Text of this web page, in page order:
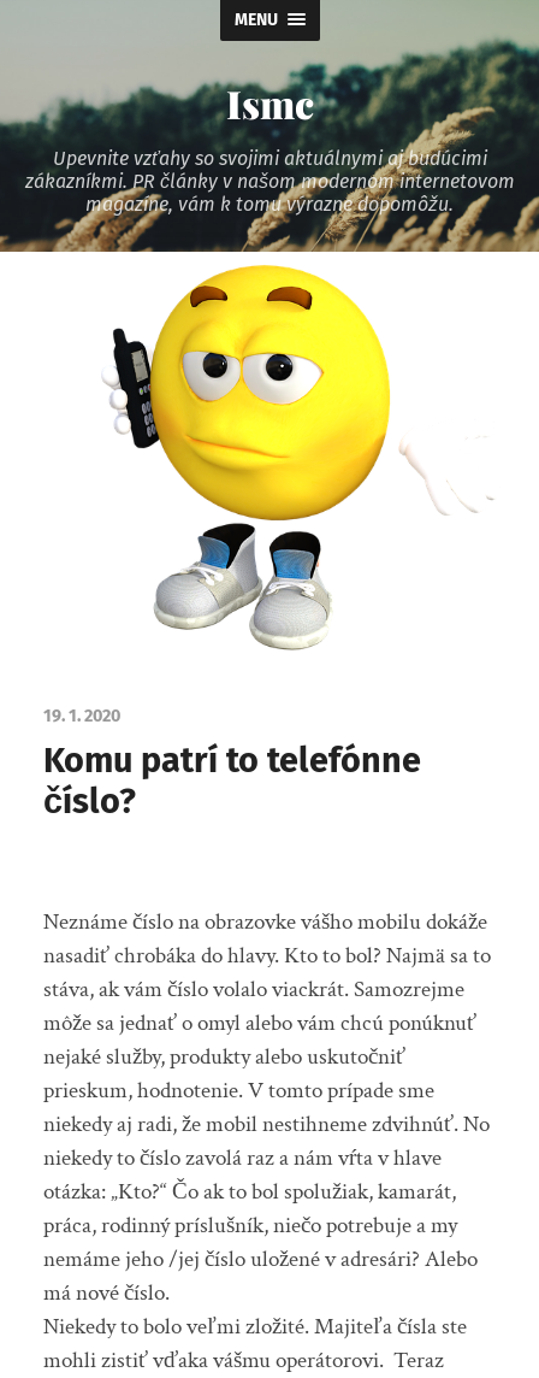
MENU
Ismc
Upevnite vzťahy so svojimi aktuálnymi aj budúcimi
zákazníkmi. PR články v našom modernom internetovom
magazíne, vám k tomu výrazne dopomôžu.
19. 1. 2020
Komu patrí to telefónne
číslo?
Neznáme číslo na obrazovke vášho mobilu dokáže
nasadiť chrobáka do hlavy. Kto to bol? Najmä sa to
stáva, ak vám číslo volalo viackrát. Samozrejme
môže sa jednať o omyl alebo vám chcú ponúknuť
nejaké služby, produkty alebo uskutočniť
prieskum, hodnotenie. V tomto prípade sme
niekedy aj radi, že mobil nestihneme zdvihnúť. No
niekedy to číslo zavolá raz a nám vŕta v hlave
otázka: „Kto?“ Čo ak to bol spolužiak, kamarát,
práca, rodinný príslušník, niečo potrebuje a my
nemáme jeho /jej číslo uložené v adresári? Alebo
má nové číslo.
Niekedy to bolo veľmi zložité. Majiteľa čísla ste
mohli zistiť vďaka vášmu operátorovi. Teraz